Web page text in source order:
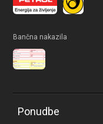
Bančna nakazila
Ponudbe